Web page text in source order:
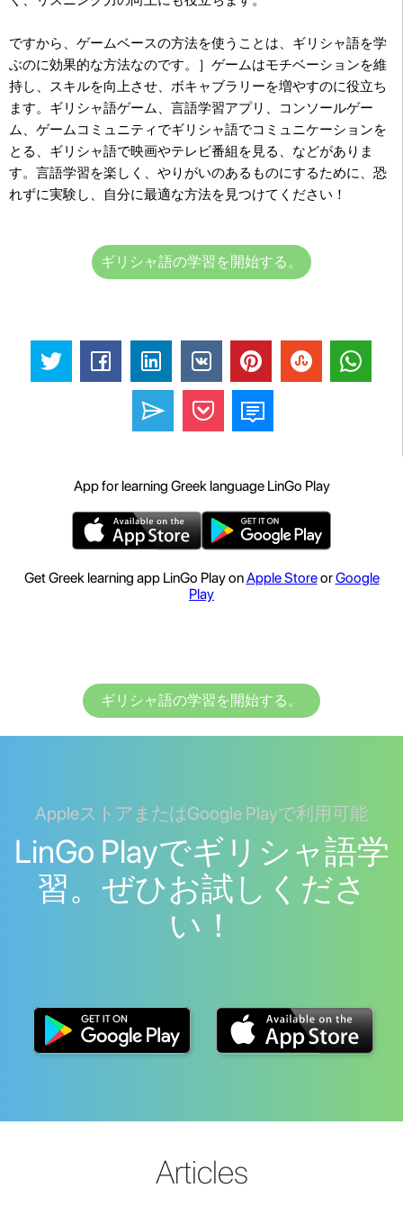
ですから、ゲームベースの方法を使うことは、ギリシャ語を学
ぶのに効果的な方法なのです。］ゲームはモチベーションを維
持し、スキルを向上させ、ボキャブラリーを増やすのに役立ち
ます。ギリシャ語ゲーム、言語学習アプリ、コンソールゲー
ム、ゲームコミュニティでギリシャ語でコミュニケーションを
とる、ギリシャ語で映画やテレビ番組を見る、などがありま
す。言語学習を楽しく、やりがいのあるものにするために、恐
れずに実験し、自分に最適な方法を見つけてください！
ギリシャ語の学習を開始する。
App for learning Greek language LinGo Play
Get Greek learning app LinGo Play onApple StoreorGoogle
Play
ギリシャ語の学習を開始する。
AppleストアまたはGoogle Playで利用可能
LinGo Playでギリシャ語学
習。ぜひお試しくださ
い！
Articles